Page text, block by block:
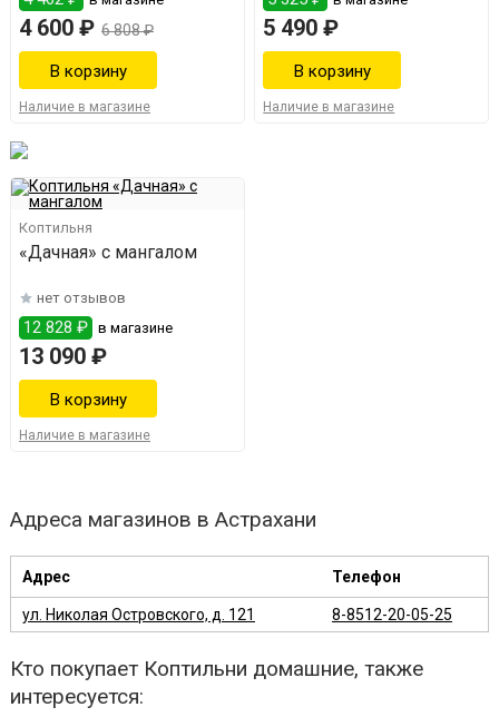
4 600 ₽ 6 808 ₽
Наличие в магазине
5 490 ₽
Наличие в магазине
Коптильня
«Дачная» с мангалом
нет отзывов
12 828 ₽ в магазине
13 090 ₽
Наличие в магазине
Адреса магазинов в Астрахани
Адрес Телефон
ул. Николая Островского, д. 121 8-8512-20-05-25
Кто покупает Коптильни домашние, также
интересуется: